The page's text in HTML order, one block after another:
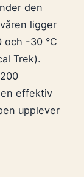
den
ligger
och -30 °C
Trek).
effektiv
upplever